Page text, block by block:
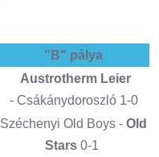
"B" pálya
Austrotherm Leier
- Csákánydoroszló 1-0
Széchenyi Old Boys - Old
Stars 0-1